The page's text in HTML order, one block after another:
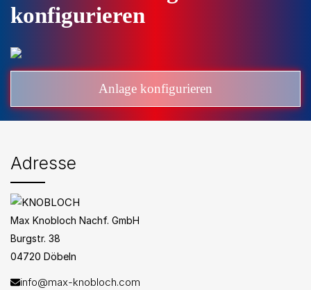
konfigurieren
Anlage konfigurieren
Adresse
Max Knobloch Nachf. GmbH
Burgstr. 38
04720 Döbeln
info@max-knobloch.com